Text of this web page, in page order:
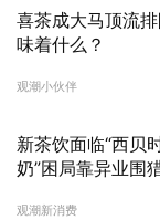
喜茶成大马顶流
味着什么？
观潮小伙伴
新茶饮面临“西贝
奶”困局靠异业围
观潮新消费